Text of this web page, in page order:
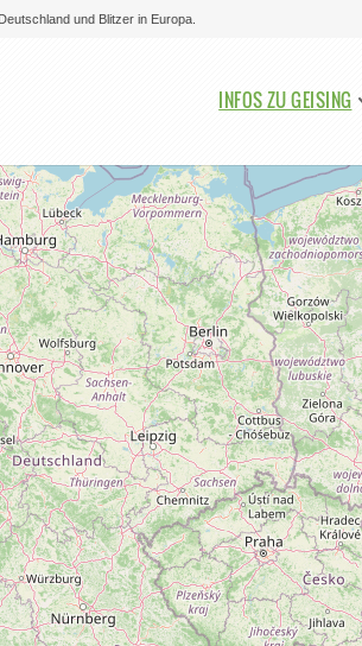
und Blitzer in Europa.
Bitte auswählen
INFOS ZU GEISING